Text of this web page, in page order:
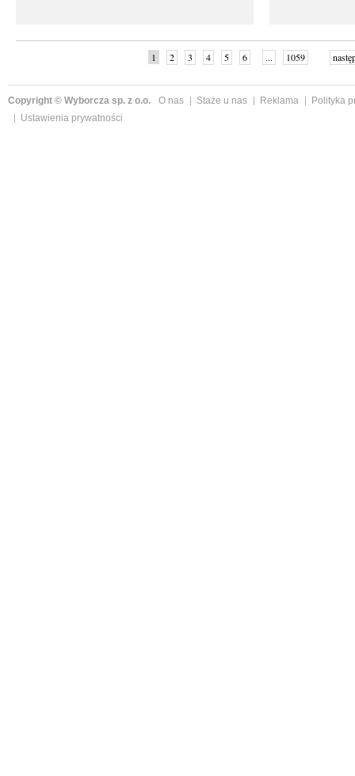
1 2 3 4 5 6 ... 1059
Copyright © Wyborcza sp. z o.o. O nas Staże u nas Reklama
Polityka
Ustawienia prywatności